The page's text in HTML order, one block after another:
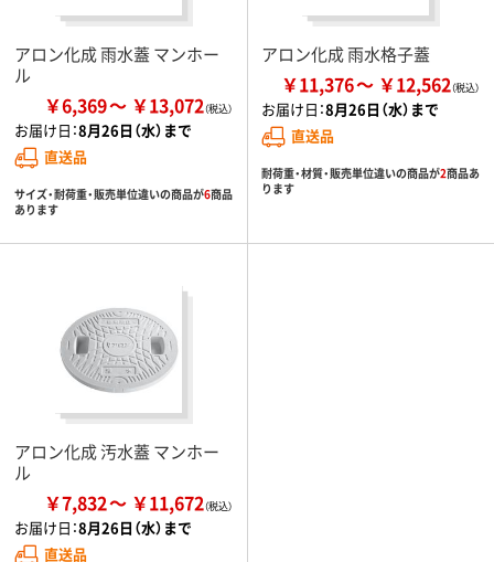
アロン化成 雨水蓋 マンホー
ル
￥6,369 ￥13,072
お届け日：8月26日（水）まで
直送品
サイズ・耐荷重・販売単位違いの商品が6商品
あります
アロン化成 雨水格子蓋
￥11,376 ￥12,562
お届け日：8月26日（水）まで
直送品
耐荷重・材質・販売単位違いの商品が2商品あ
ります
アロン化成 汚水蓋 マンホー
ル
￥7,832 ￥11,672
お届け日：8月26日（水）まで
直送品